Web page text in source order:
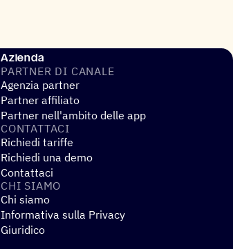
Azienda
PARTNER DI CANALE
Agenzia partner
Partner affiliato
Partner nell'ambito delle app
CONTAT­TACI
Richiedi tariffe
Richiedi una demo
Contattaci
CHI SIAMO
Chi siamo
Informativa sulla Privacy
Giuridico